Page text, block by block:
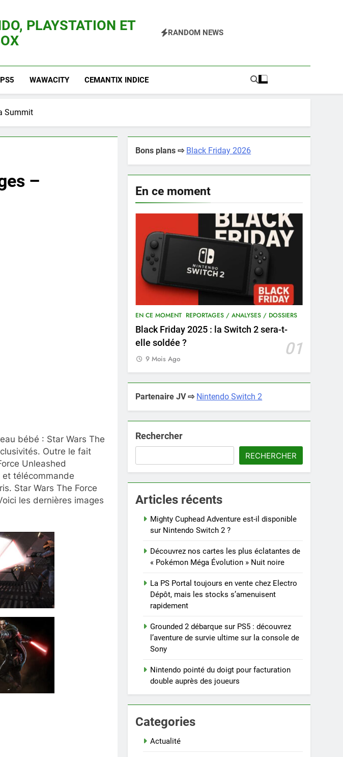
PLAYSTATION ET
RANDOM NEWS
WAWACITY CEMANTIX INDICE
Summit
–
bébé : Star Wars The
Outre le fait
Unleashed
télécommande
Star Wars The Force
les dernières images
Bons plans ⇨ Black Friday 2026
En ce moment
EN CE MOMENT REPORTAGES / ANALYSES / DOSSIERS
Black Friday 2025 : la Switch 2 sera-t-
elle soldée ?
01
9 Mois Ago
Partenaire JV ⇨ Nintendo Switch 2
Rechercher
RECHERCHER
Articles récents
Mighty Cuphead Adventure est-il disponible
sur Nintendo Switch 2 ?
Découvrez nos cartes les plus éclatantes de
« Pokémon Méga Évolution » Nuit noire
La PS Portal toujours en vente chez Electro
Dépôt, mais les stocks s’amenuisent
rapidement
Grounded 2 débarque sur PS5 : découvrez
l’aventure de survie ultime sur la console de
Sony
Nintendo pointé du doigt pour facturation
double auprès des joueurs
Categories
Actualité